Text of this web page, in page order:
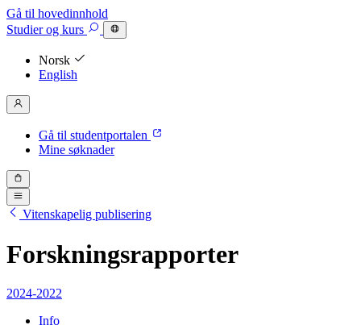
Gå til hovedinnhold
Studierog kurs
Norsk
English
Gå til studentportalen
Mine søknader
Vitenskapelig publisering
Forsknings­rapporter
2024-2022
Info